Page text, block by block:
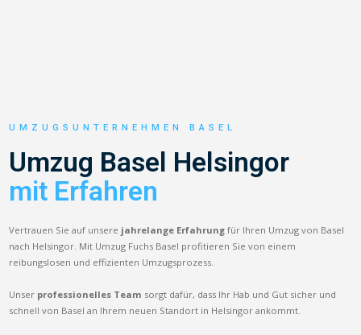
UMZUGSUNTERNEHMEN BASEL
Umzug Basel Helsingor
mit Erfahren
Vertrauen Sie auf unsere jahrelange Erfahrung für Ihren Umzug von Basel
nach Helsingor. Mit Umzug Fuchs Basel profitieren Sie von einem
reibungslosen und effizienten Umzugsprozess.
Unser professionelles Team sorgt dafür, dass Ihr Hab und Gut sicher und
schnell von Basel an Ihrem neuen Standort in Helsingor ankommt.